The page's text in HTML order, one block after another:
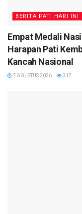
BERITA PATI HARI INI
Empat Medali
Harapan Pati
Kancah Nasional
7 AGUSTUS 2026 317